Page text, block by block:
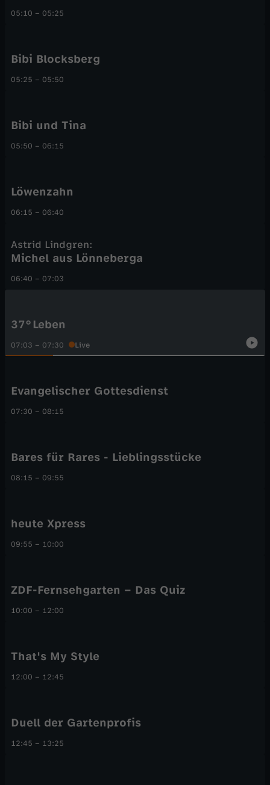
05:10 – 05:25
Bibi Blocksberg
05:25 – 05:50
Bibi und Tina
05:50 – 06:15
Löwenzahn
06:15 – 06:40
Astrid Lindgren:
Michel aus Lönneberga
06:40 – 07:03
37°Leben
07:03 – 07:30 Live
Evangelischer Gottesdienst
07:30 – 08:15
Bares für Rares - Lieblingsstücke
08:15 – 09:55
heute Xpress
09:55 – 10:00
ZDF-Fernsehgarten – Das Quiz
10:00 – 12:00
That's My Style
12:00 – 12:45
Duell der Gartenprofis
12:45 – 13:25